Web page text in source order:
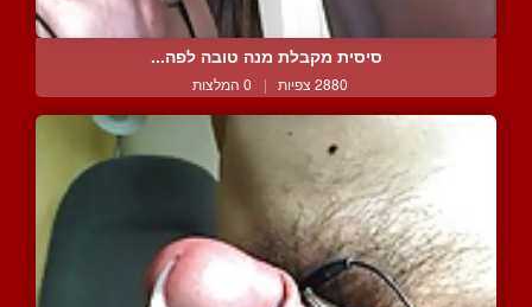
סיסית מקבלת מנה טובה לפה...
2880 צפיות | 0 המלצות